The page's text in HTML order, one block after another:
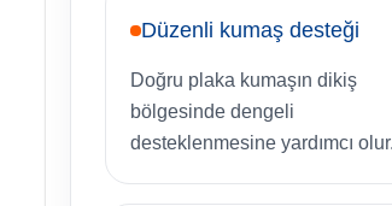
Düzenli kumaş desteği
Doğru plaka kumaşın dikiş
bölgesinde dengeli
desteklenmesine yardımcı olur.